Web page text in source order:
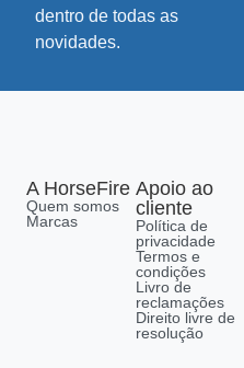
dentro de todas as
novidades.
A HorseFire
Quem somos
Marcas
Apoio ao
cliente
Política de
privacidade
Termos e
condições
Livro de
reclamações
Direito livre de
resolução